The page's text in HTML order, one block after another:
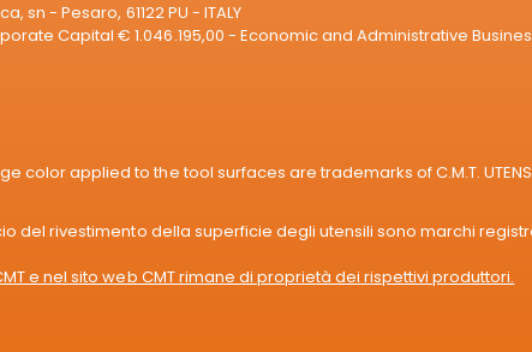
sn - Pesaro, 61122 PU - ITALY
Capital € 1.046.195,00 - Economic and Administrative
color applied to the tool surfaces are trademarks of C.M.T.
del rivestimento della superficie degli utensili sono marchi
e nel sito web CMT rimane di proprietà dei rispettivi produttori.